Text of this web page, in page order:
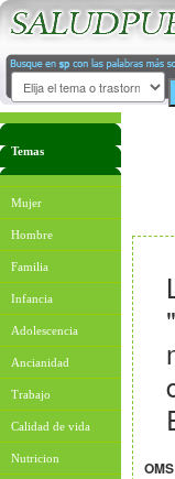
Temas
Mujer
Hombre
Familia
Infancia
Adolescencia
Ancianidad
Trabajo
Calidad de vida
Nutricion OMS